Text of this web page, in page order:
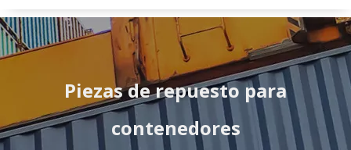
Piezas de repuesto para
contenedores